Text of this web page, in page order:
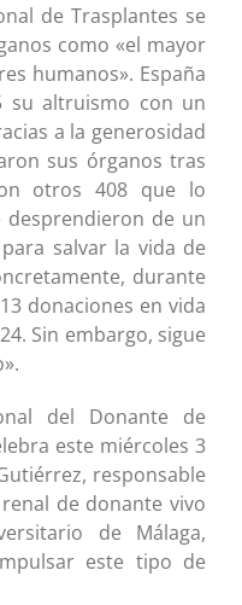
de Trasplantes se
como «el mayor
humanos». España
su altruismo con un
a la generosidad
sus órganos tras
otros 408 que lo
desprendieron de un
salvar la vida de
durante
donaciones en vida
Sin embargo, sigue
del Donante de
este miércoles 3
responsable
de donante vivo
de Málaga,
este tipo de